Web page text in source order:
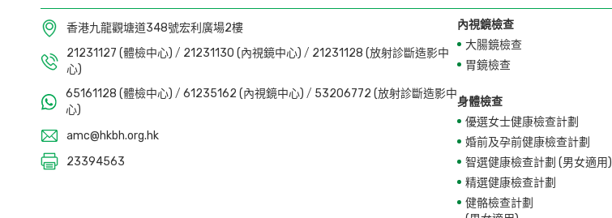
香港九龍觀塘道348號宏利廣場2樓
21231127 (體檢中心) / 21231130 (內視鏡中心) / 21231128 (放射診斷造影中
心)
65161128 (體檢中心)/61235162 (內視鏡中心)/ 53206772 (放射診斷造影中
心)
amc@hkbh.org.hk
23394563
內視鏡檢查
大腸鏡檢查
胃鏡檢查
身體檢查
優選女士健康檢查計劃
婚前及孕前健康檢查計劃
智選健康檢查計劃 (男女適用)
精選健康檢查計劃
健骼檢查計劃